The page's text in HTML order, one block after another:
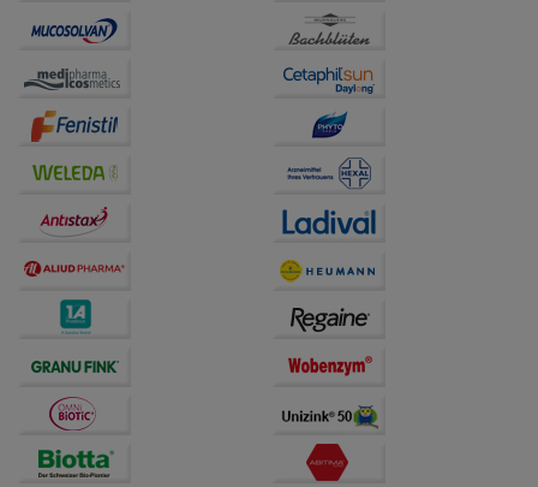
unserer Website sammeln, mit deren Hilfe wir unsere
Website weiter für Sie optimieren können, den Inhalt
Drittseiten möglichst relevant für Sie zu gestalten.
Bitte beachten Sie, dass Daten hierfür teilweise an
Dritte wie z.B. Google oder soziale Medien
übertragen werden.